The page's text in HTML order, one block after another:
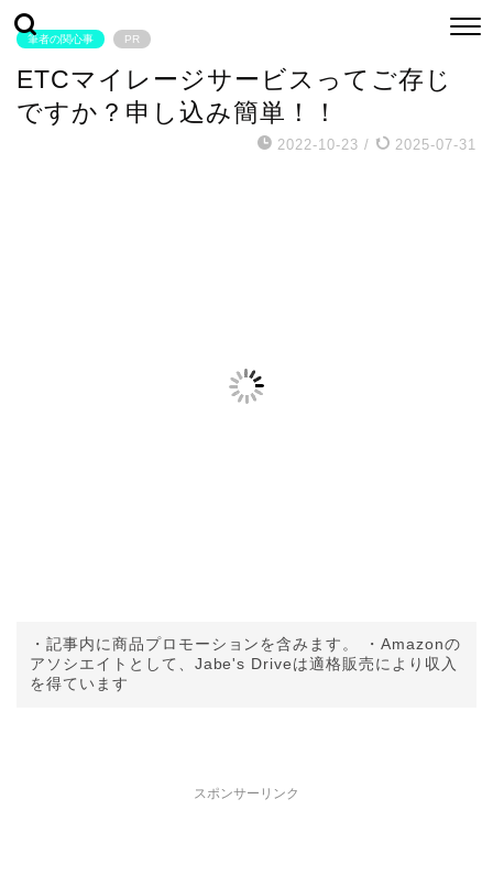
筆者の関心事 PR
ETCマイレージサービスってご存じ
ですか？申し込み簡単！！
2022-10-23 / 2025-07-31
・記事内に商品プロモーションを含みます。 ・Amazonの
アソシエイトとして、Jabe's Driveは適格販売により収入
を得ています
スポンサーリンク